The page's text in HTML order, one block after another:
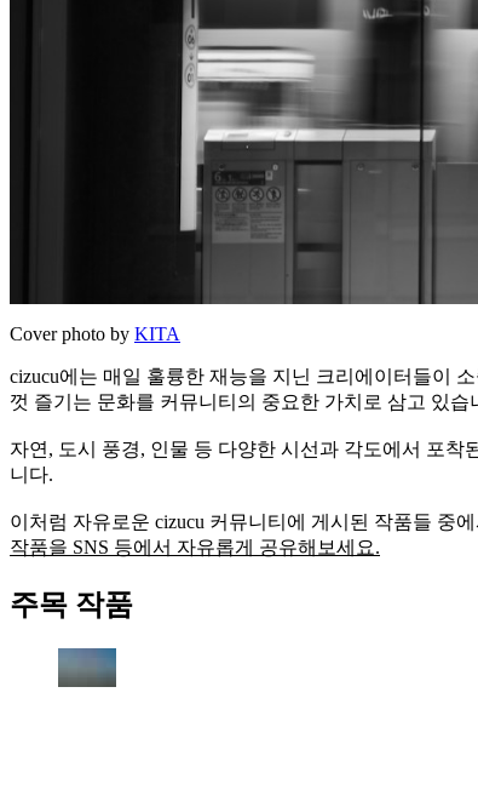
Cover photo by KITA
cizucu에는 매일 훌륭한 재능을 지닌 크리에이터들이
껏 즐기는 문화를 커뮤니티의 중요한 가치로 삼고 있습
자연, 도시 풍경, 인물 등 다양한 시선과 각도에서 포
니다.
이처럼 자유로운 cizucu 커뮤니티에 게시된 작품들 중
작품을 SNS 등에서 자유롭게 공유해보세요.
주목 작품